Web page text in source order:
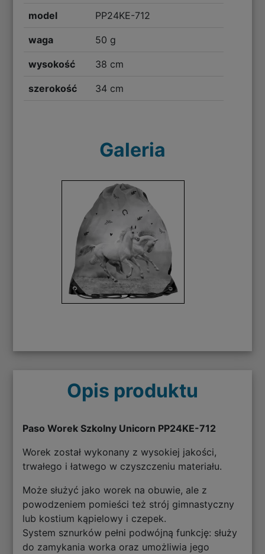
model PP24KE-712
waga 50 g
wysokość 38 cm
szerokość 34 cm
Galeria
Opis produktu
Paso Worek Szkolny Unicorn PP24KE-712
Worek został wykonany z wysokiej jakości,
trwałego i łatwego w czyszczeniu materiału.
Może służyć jako worek na obuwie, ale z
powodzeniem pomieści też strój gimnastyczny
lub kostium kąpielowy i czepek.
System sznurków pełni podwójną funkcję: służy
do zamykania worka oraz umożliwia jego